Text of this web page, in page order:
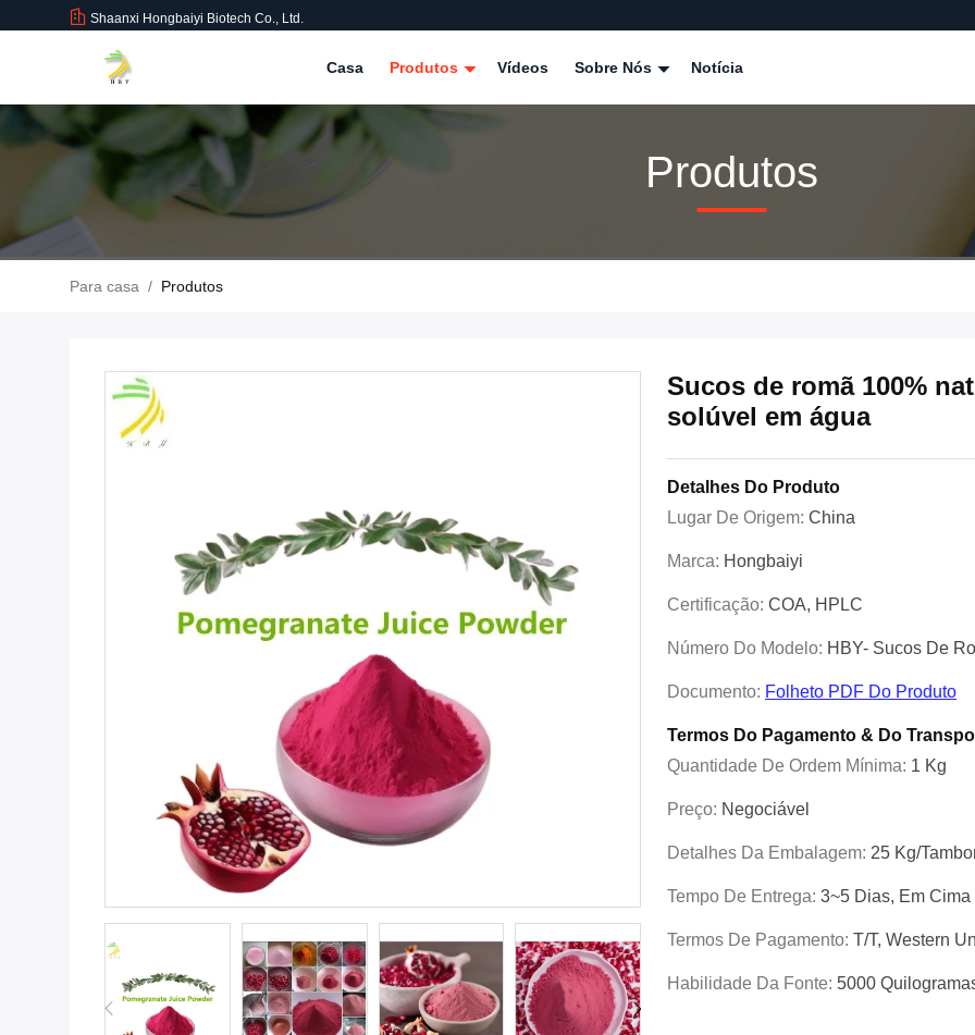
Shaanxi Hongbaiyi Biotech Co., Ltd.
Casa Produtos Vídeos Sobre Nós Notícia
Produtos
Para casa / Produtos
Sucos de romã 100%
solúvel em água
Detalhes Do Produto
Lugar De Origem: China
Marca: Hongbaiyi
Certificação: COA, HPLC
Número Do Modelo: HBY- Sucos De
Documento: Folheto PDF Do Produto
Termos Do Pagamento & Do
Quantidade De Ordem Mínima: 1 Kg
Preço: Negociável
Detalhes Da Embalagem: 25 Kg/
Tempo De Entrega: 3~5 Dias, Em
Termos De Pagamento: T/T, Western
Habilidade Da Fonte: 5000